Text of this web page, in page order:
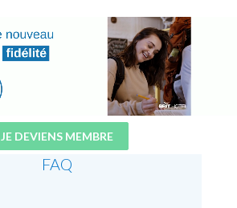
JE DEVIENS MEMBRE
FAQ